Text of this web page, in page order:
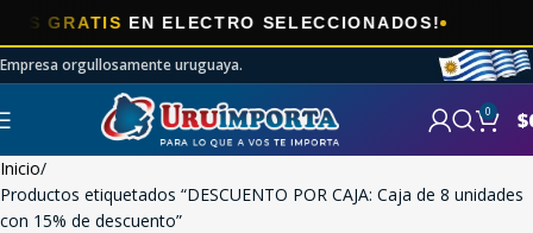
EN ELECTRO SELECCIONADOS!
Empresa orgullosamente uruguaya.
0 $
Inicio
Productos etiquetados “DESCUENTO POR CAJA: Caja de 8 unidades
con 15% de descuento”